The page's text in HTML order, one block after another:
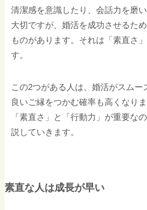
清潔感を意識したり、会話力を磨
大切ですが、婚活を成功させるた
ものがあります。それは「素直さ
す。
この2つがある人は、婚活がスムー
良いご縁をつかむ確率も高くなり
「素直さ」と「行動力」が重要な
説していきます。
素直な人は成長が早い